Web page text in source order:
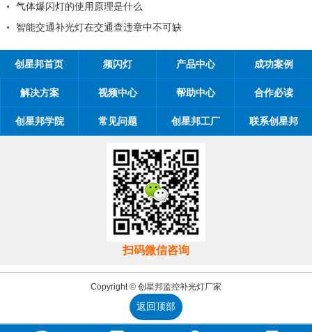
气体爆闪灯的使用原理是什么
智能交通补光灯在交通查违章中不可缺
创星邦首页 频闪灯 产品中心 成功案例
解决方案 视频中心 帮助中心 合作必读
创星邦学院 常见问题 创星邦工厂 联系创星邦
扫码微信咨询
Copyright © 创星邦监控补光灯厂家
返回顶部